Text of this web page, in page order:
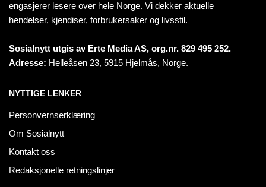
engasjerer lesere over hele Norge. Vi dekker aktuelle
hendelser, kjendiser, forbrukersaker og livsstil.
Sosialnytt utgis av Erte Media AS, org.nr. 829 495 252.
Adresse: Helleåsen 23, 5915 Hjelmås, Norge.
NYTTIGE LENKER
Personvernserklæring
Om Sosialnytt
Kontakt oss
Redaksjonelle retningslinjer